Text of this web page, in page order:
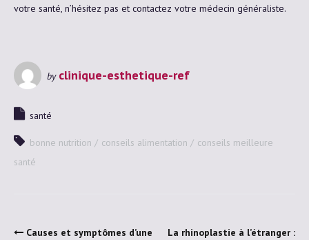
votre santé, n’hésitez pas et contactez votre médecin généraliste.
by clinique-esthetique-ref
santé
bonne nutrition conseils alimentation
conseils meilleure
santé
Causes et symptômes d’une
La rhinoplastie à l’étranger :